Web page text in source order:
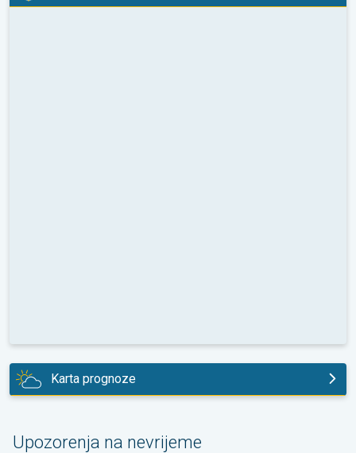
Karta prognoze
Upozorenja na nevrijeme